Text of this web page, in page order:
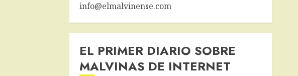
info@elmalvinense.com
EL PRIMER DIARIO SOBRE
MALVINAS DE INTERNET